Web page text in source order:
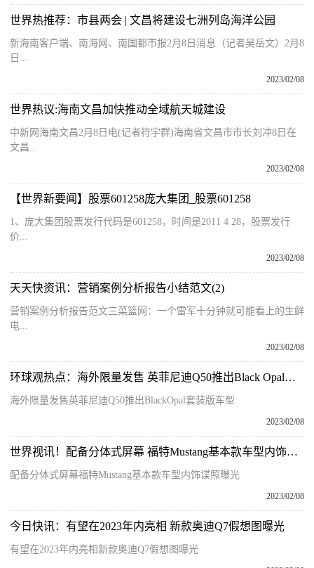
世界热推荐：市县两会 | 文昌将建设七洲列岛海洋公园
新海南客户端、南海网、南国都市报2月8日消息（记者吴岳文）2月8
日...
2023/02/08
世界热议:海南文昌加快推动全域航天城建设
中新网海南文昌2月8日电(记者符宇群)海南省文昌市市长刘冲8日在
文昌...
2023/02/08
【世界新要闻】股票601258庞大集团_股票601258
1、庞大集团股票发行代码是601258，时间是2011 4 28，股票发行
价...
2023/02/08
天天快资讯：营销案例分析报告小结范文(2)
营销案例分析报告范文三菜篮网：一个雷军十分钟就可能看上的生鲜
电...
2023/02/08
环球观热点：海外限量发售 英菲尼迪Q50推出Black Opal套装版车型
海外限量发售英菲尼迪Q50推出BlackOpal套装版车型
2023/02/08
世界视讯！配备分体式屏幕 福特Mustang基本款车型内饰谍照曝光
配备分体式屏幕福特Mustang基本款车型内饰谍照曝光
2023/02/08
今日快讯：有望在2023年内亮相 新款奥迪Q7假想图曝光
有望在2023年内亮相新款奥迪Q7假想图曝光